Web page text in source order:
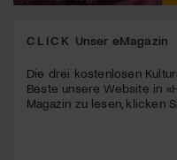
CLICK Unser eMagazin
Die drei kostenlosen
Beste unsere Website in
Magazin zu lesen, klicken